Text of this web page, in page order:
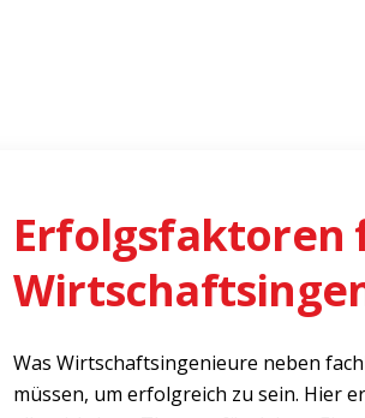
Erfolgsfaktoren
Was Wirtschaftsingenieure neben
müssen, um erfolgreich zu sein. Hier